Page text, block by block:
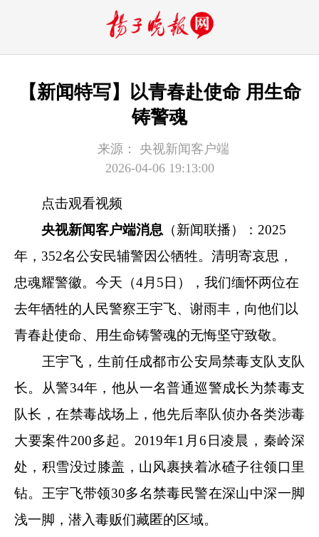
【新闻特写】以青春赴使命 用生命
铸警魂
来源：
央视新闻客户端
2026-04-06 19:13:00
点击观看视频
央视新闻客户端消息 （新闻联播）：2025
年，352名公安民辅警因公牺牲。清明寄哀思，
忠魂耀警徽。今天（4月5日），我们缅怀两位在
去年牺牲的人民警察王宇飞、谢雨丰，向他们以
青春赴使命、用生命铸警魂的无悔坚守致敬。
王宇飞，生前任成都市公安局禁毒支队支队
长。从警34年，他从一名普通巡警成长为禁毒支
队长，在禁毒战场上，他先后率队侦办各类涉毒
大要案件200多起。2019年1月6日凌晨，秦岭深
处，积雪没过膝盖，山风裹挟着冰碴子往领口里
钻。王宇飞带领30多名禁毒民警在深山中深一脚
浅一脚，潜入毒贩们藏匿的区域。